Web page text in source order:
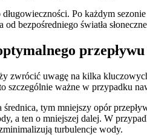
Po każdym
bezpośredniego światła
zwrócić uwagę na kilka
szczególnie ważne w
tym mniejszy opór
a ten o mniejszej dalej. W
turbulencje wody.